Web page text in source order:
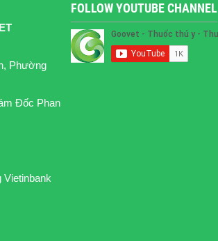
Phường
Đốc Phan
Vietinbank
FOLLOW YOUTUBE CHANNEL